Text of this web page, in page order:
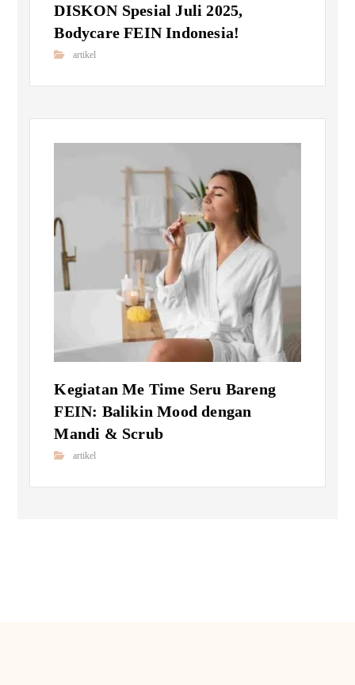
DISKON Spesial Juli 2025,
Bodycare FEIN Indonesia!
artikel
Kegiatan Me Time Seru Bareng
FEIN: Balikin Mood dengan
Mandi & Scrub
artikel